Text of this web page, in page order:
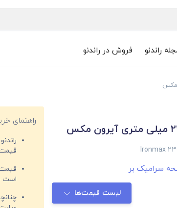
راندنو فروش در راندنو
Ironmax
سرامیک بر
لیست قیمت‌ها
راهنمای
قیمت‌
است